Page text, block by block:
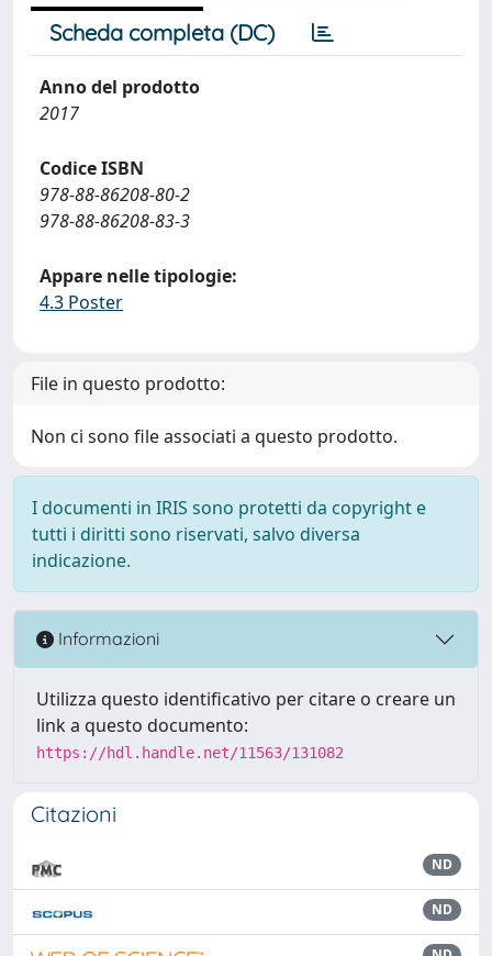
Scheda completa (DC)
Anno del prodotto
2017
Codice ISBN
978-88-86208-80-2
978-88-86208-83-3
Appare nelle tipologie:
4.3 Poster
File in questo prodotto:
Non ci sono file associati a questo prodotto.
I documenti in IRIS sono protetti da copyright e
tutti i diritti sono riservati, salvo diversa
indicazione.
Informazioni
Utilizza questo identificativo per citare o creare un
link a questo documento:
https://hdl.handle.net/11563/131082
Citazioni
ND
ND